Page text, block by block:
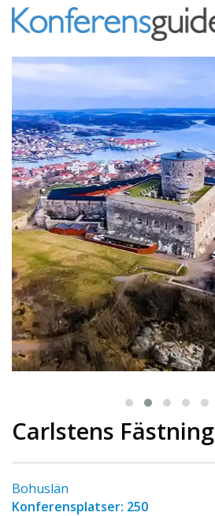
Carlstens Fästning
Bohuslän
Konferensplatser: 250